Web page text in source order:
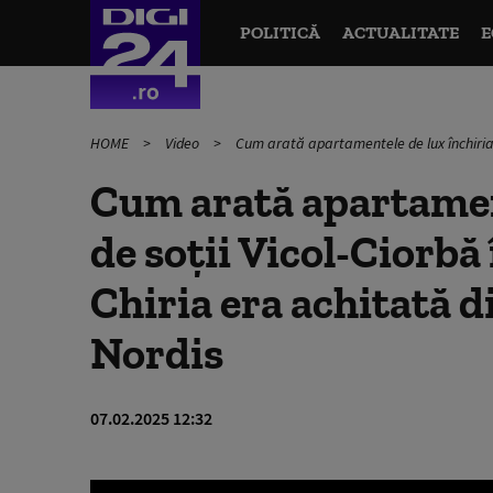
POLITICĂ ACTUALITATE
HOME Video Cum arată apartamentele de lux
Cum arată
de soții Vicol-Ciorbă
Chiria era achitată
Nordis
07.02.2025 12:32